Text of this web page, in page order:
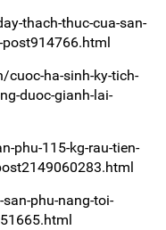
thach-thuc-cua-san-
post914766.html
ha-sinh-ky-tich-
duoc-gianh-lai-
phu-115-kg-rau-tien-
phu-nang-toi-